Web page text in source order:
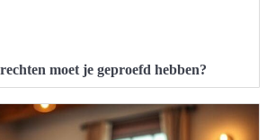
moet je geproefd hebben?